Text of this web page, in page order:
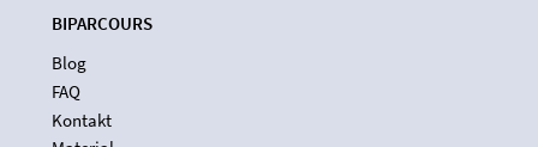
BIPARCOURS
Blog
FAQ
Kontakt